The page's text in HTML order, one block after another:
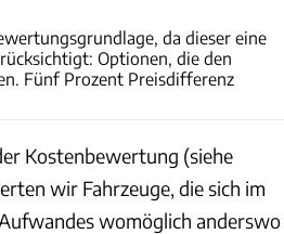
da dieser eine
Optionen, die den
Fünf Prozent Preisdifferenz
Kostenbewertung (siehe
wir Fahrzeuge, die sich im
womöglich anderswo